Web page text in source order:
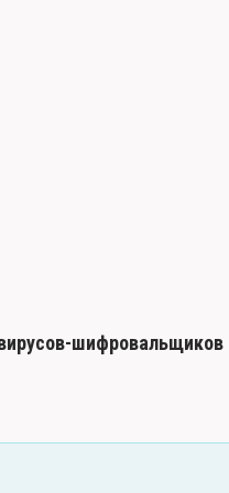
шифровальщиков